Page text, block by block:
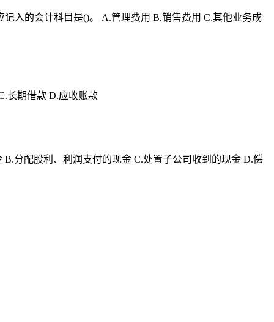
入的会计科目是()。 A.管理费用 B.销售费用 C.其他业务成
长期借款 D.应收账款
分配股利、利润支付的现金 C.处置子公司收到的现金 D.偿